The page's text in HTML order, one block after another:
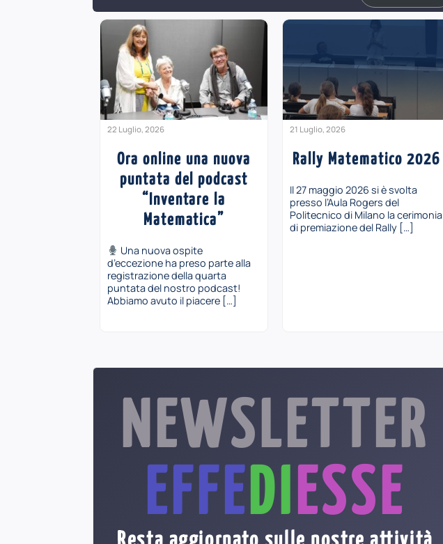
22 Luglio, 2026
Ora online una nuova
puntata del podcast
“Inventare la
Matematica”
Una nuova ospite
d’eccezione ha preso parte alla
registrazione della quarta
puntata del nostro podcast!
Abbiamo avuto il piacere […]
21 Luglio, 2026
Rally Matematico 2026
Il 27 maggio 2026 si è svolta
presso l’Aula Rogers del
Politecnico di Milano la cerimonia
di premiazione del Rally […]
NEWSLETTER
EFFE DI ESSE